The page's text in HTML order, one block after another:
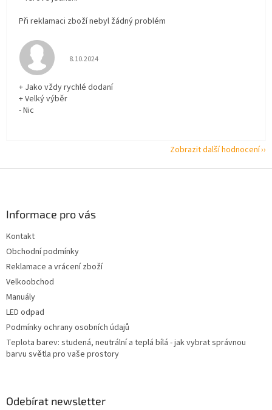
Při reklamaci zboží nebyl žádný problém
Hodnocení obchodu je 5 z 5 hvězdiček.
8.10.2024
+ Jako vždy rychlé dodaní
+ Velký výběr
- Nic
Zobrazit další hodnocení
Informace pro vás
Kontakt
Obchodní podmínky
Reklamace a vrácení zboží
Velkoobchod
Manuály
LED odpad
Podmínky ochrany osobních údajů
Teplota barev: studená, neutrální a teplá bílá - jak vybrat správnou
barvu světla pro vaše prostory
Odebírat newsletter